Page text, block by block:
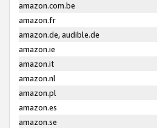
amazon.com.be
amazon.fr
amazon.de, audible.de
amazon.ie
amazon.it
amazon.nl
amazon.pl
amazon.es
amazon.se